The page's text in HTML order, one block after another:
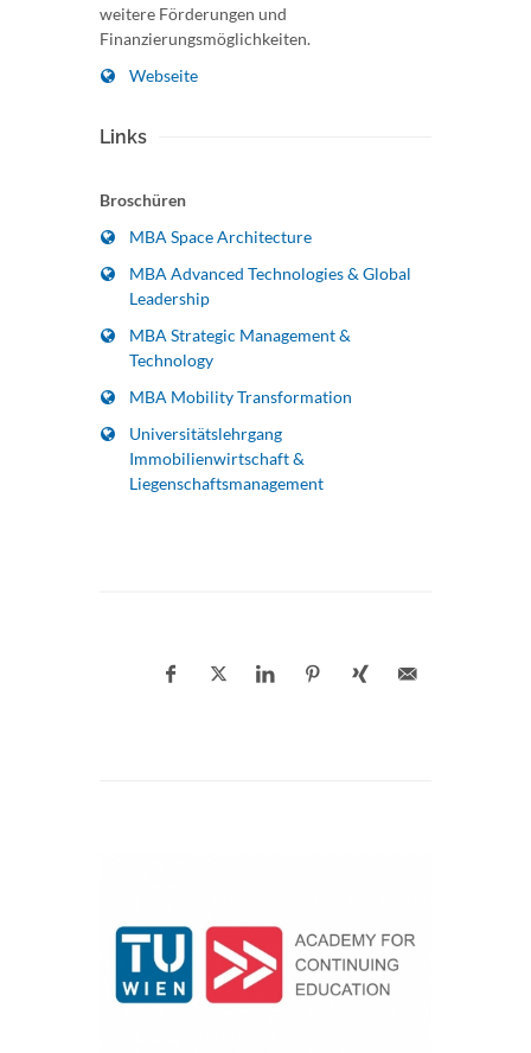
weitere Förderungen und
Finanzierungsmöglichkeiten.
Webseite
Links
Broschüren
MBA Space Architecture
MBA Advanced Technologies & Global
Leadership
MBA Strategic Management &
Technology
MBA Mobility Transformation
Universitätslehrgang
Immobilienwirtschaft &
Liegenschaftsmanagement